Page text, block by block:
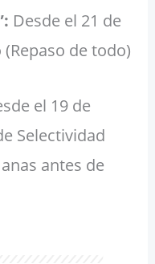
Desde el 21 de
de todo)
el 19 de
Selectividad
antes de